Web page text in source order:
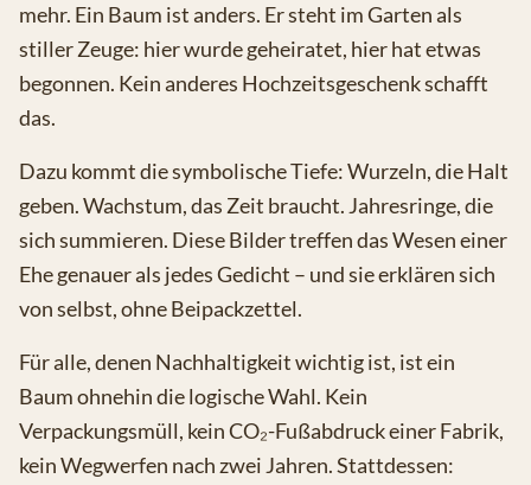
mehr. Ein Baum ist anders. Er steht im Garten als
stiller Zeuge: hier wurde geheiratet, hier hat etwas
begonnen. Kein anderes Hochzeitsgeschenk schafft
das.
Dazu kommt die symbolische Tiefe: Wurzeln, die Halt
geben. Wachstum, das Zeit braucht. Jahresringe, die
sich summieren. Diese Bilder treffen das Wesen einer
Ehe genauer als jedes Gedicht – und sie erklären sich
von selbst, ohne Beipackzettel.
Für alle, denen Nachhaltigkeit wichtig ist, ist ein
Baum ohnehin die logische Wahl. Kein
Verpackungsmüll, kein CO₂-Fußabdruck einer Fabrik,
kein Wegwerfen nach zwei Jahren. Stattdessen: